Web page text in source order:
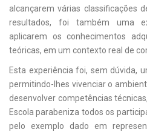
alcançarem várias classificações
resultados, foi também uma
aplicarem os conhecimentos
teóricas, em um contexto real de
Esta experiência foi, sem dúvida,
permitindo-lhes vivenciar o
desenvolver competências
Escola parabeniza todos os
pelo exemplo dado em